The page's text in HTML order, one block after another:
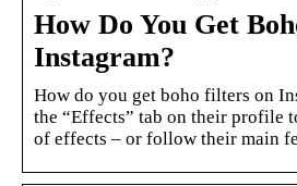
How Do You Get
Instagram?
How do you get boho filters on
the “Effects” tab on their profile
of effects – or follow their main